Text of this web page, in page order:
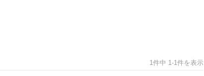
1件中 1-1件を表示